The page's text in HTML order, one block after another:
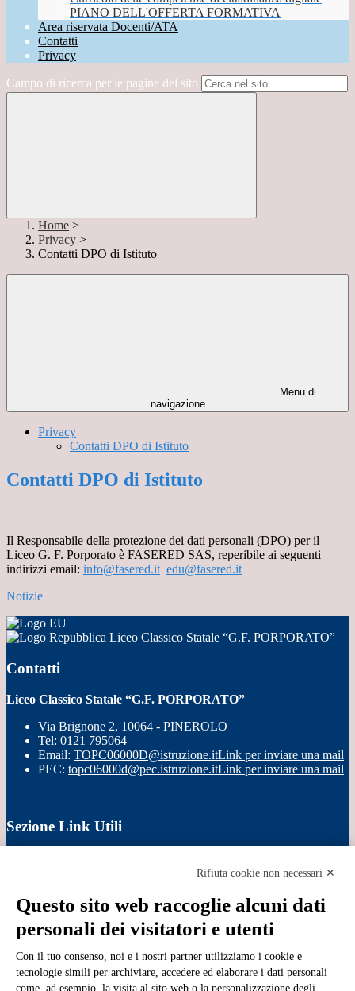
PIANO DELL'OFFERTA FORMATIVA
Area riservata Docenti/ATA
Contatti
Privacy
Campo di ricerca per le pagine del sito
Home >
Privacy >
Contatti DPO di Istituto
Menu di
navigazione
Privacy
Contatti DPO di Istituto
Contatti DPO di Istituto
Il Responsabile della protezione dei dati personali (DPO) per il
Liceo G. F. Porporato è FASERED SAS, reperibile ai seguenti
indirizzi email: info@fasered.it edu@fasered.it
Notizie
Liceo Classico Statale “G.F. PORPORATO”
Contatti
Liceo Classico Statale “G.F. PORPORATO”
Via Brignone 2, 10064 - PINEROLO
Tel: 0121 795064
Email: TOPC06000D@istruzione.itLink per inviare una mail
PEC: topc06000d@pec.istruzione.itLink per inviare una mail
Sezione Link Utili
Ufficio Relazioni con il Pubblico
Dichiarazione di accessibilità
Obiettivi di accessibilità
Gestione consensi cookie
Amministrazione trasparente
Rifiuta cookie non necessari ✕
Questo sito web raccoglie alcuni dati
personali dei visitatori e utenti
Con il tuo consenso, noi e i nostri partner utilizziamo i cookie e
tecnologie simili per archiviare, accedere ed elaborare i dati personali
come, ad esempio, la visita al sito web o la personalizzazione degli